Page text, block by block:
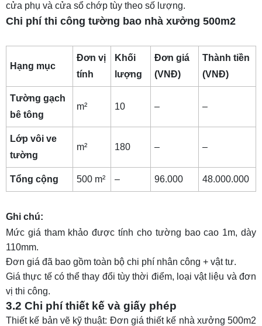
cửa phụ và cửa sổ chớp tùy theo số lượng.
Chi phí thi công tường bao nhà xưởng 500m2
Hạng mục
Đơn vị
tính
Khối
lượng
Đơn giá
(VNĐ)
Thành tiền
(VNĐ)
Tường gạch
bê tông
m² 10 – –
Lớp vôi ve
tường
m² 180 – –
Tổng cộng 500 m² – 96.000 48.000.000
Ghi chú:
Mức giá tham khảo được tính cho tường bao cao 1m, dày
110mm.
Đơn giá đã bao gồm toàn bộ chi phí nhân công + vật tư.
Giá thực tế có thể thay đổi tùy thời điểm, loại vật liệu và đơn
vị thi công.
3.2 Chi phí thiết kế và giấy phép
Thiết kế bản vẽ kỹ thuật: Đơn giá thiết kế nhà xưởng 500m2